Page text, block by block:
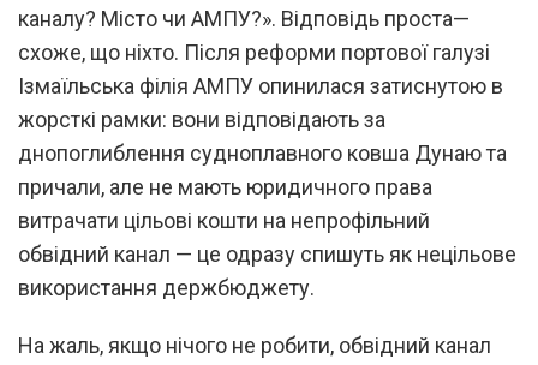
каналу? Місто чи АМПУ?». Відповідь проста—
схоже, що ніхто. Після реформи портової галузі
Ізмаїльська філія АМПУ опинилася затиснутою в
жорсткі рамки: вони відповідають за
днопоглиблення судноплавного ковша Дунаю та
причали, але не мають юридичного права
витрачати цільові кошти на непрофільний
обвідний канал — це одразу спишуть як нецільове
використання держбюджету.
На жаль, якщо нічого не робити, обвідний канал